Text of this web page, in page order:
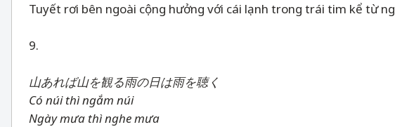
Tuyết rơi bên ngoài cộng hưởng với cái lạnh trong trái tim kể từ
9.
山あれば山を観る雨の日は雨を聴く
Có núi thì ngắm núi
Ngày mưa thì nghe mưa